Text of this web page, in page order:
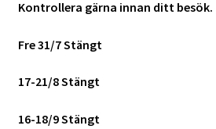
Skrivare & Tillbehör
Kontrollera gärna innan ditt besök.
Fre 31/7 Stängt
17-21/8 Stängt
16-18/9 Stängt